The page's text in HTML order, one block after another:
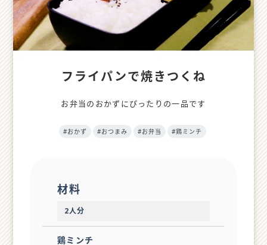
フライパンで焼きつくね
お弁当のおかずにぴったりの一品です
#おかず #おつまみ #お弁当 #鶏ミンチ
材料
2人分
鶏ミンチ